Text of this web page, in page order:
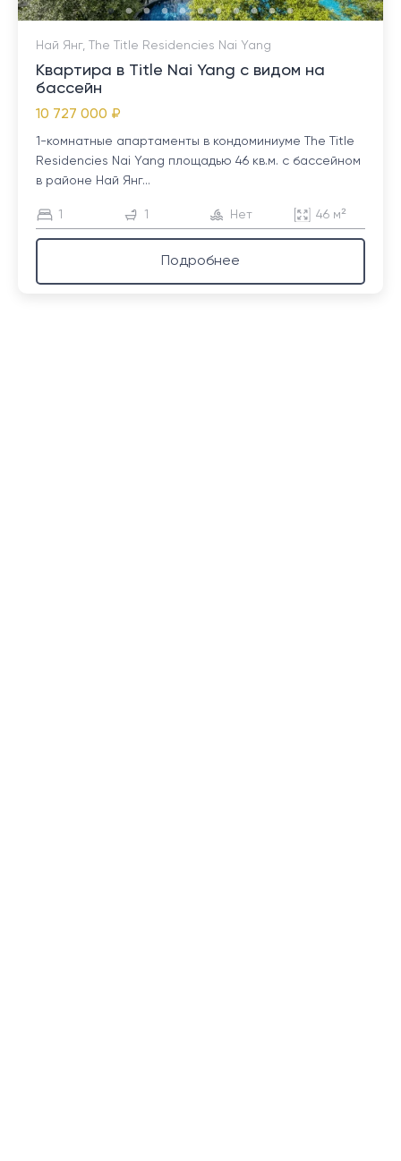
Най Янг, The Title Residencies Nai Yang
Квартира в Title Nai Yang с видом на
бассейн
10 727 000 ₽
1-комнатные апартаменты в кондоминиуме The Title
Residencies Nai Yang площадью 46 кв.м. с бассейном
в районе Най Янг...
1 1 Нет 46 м²
Подробнее